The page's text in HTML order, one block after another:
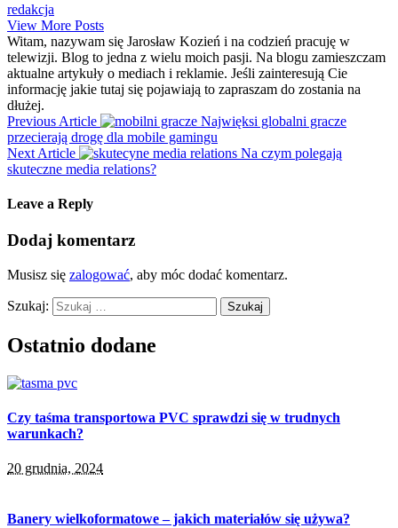
redakcja
View More Posts
Witam, nazywam się Jarosław Kozień i na codzień pracuję w
telewizji. Blog to jedna z wielu moich pasji. Na blogu zamieszczam
aktualne artykuły o mediach i reklamie. Jeśli zainteresują Cie
informację jakie tutaj się pojawiają to zapraszam do zostania na
dłużej.
Previous Article
Najwięksi globalni gracze
przecierają drogę dla mobile gamingu
Next Article
Na czym polegają
skuteczne media relations?
Leave a Reply
Dodaj komentarz
Musisz się zalogować, aby móc dodać komentarz.
Szukaj:
Ostatnio dodane
Czy taśma transportowa PVC sprawdzi się w trudnych
warunkach?
20 grudnia, 2024
Banery wielkoformatowe – jakich materiałów się używa?